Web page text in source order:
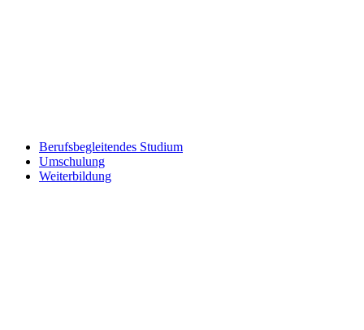
Berufsbegleitendes Studium
Umschulung
Weiterbildung